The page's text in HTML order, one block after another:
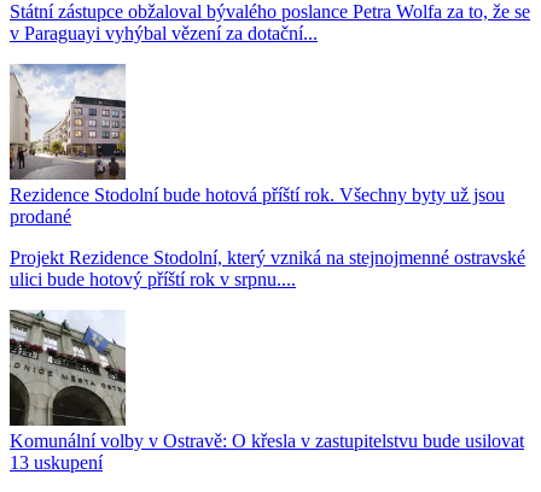
Státní zástupce obžaloval bývalého poslance Petra Wolfa za to, že se
v Paraguayi vyhýbal vězení za dotační...
Rezidence Stodolní bude hotová příští rok. Všechny byty už jsou
prodané
Projekt Rezidence Stodolní, který vzniká na stejnojmenné ostravské
ulici bude hotový příští rok v srpnu....
Komunální volby v Ostravě: O křesla v zastupitelstvu bude usilovat
13 uskupení